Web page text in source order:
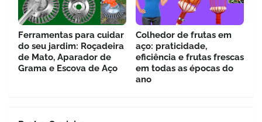
Ferramentas para cuidar
do seu jardim: Roçadeira
de Mato, Aparador de
Grama e Escova de Aço
Colhedor de frutas em
aço: praticidade,
eficiência e frutas frescas
em todas as épocas do
ano